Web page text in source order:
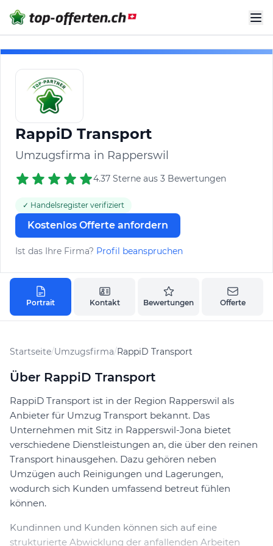
RappiD Transport
Umzugsfirma in Rapperswil
4.37 Sterne aus 3 Bewertungen
✓ Handelsregister verifiziert
Kostenlos Offerte anfordern
Ist das Ihre Firma? Profil beanspruchen
Portrait Kontakt Bewertungen Offerte
Startseite/Umzugsfirma/RappiD Transport
Über RappiD Transport
RappiD Transport ist in der Region Rapperswil als
Anbieter für Umzug Transport bekannt. Das
Unternehmen mit Sitz in Rapperswil-Jona bietet
verschiedene Dienstleistungen an, die über den reinen
Transport hinausgehen. Dazu gehören neben
Umzügen auch Reinigungen und Lagerungen,
wodurch sich Kunden umfassend betreut fühlen
können.
Kundinnen und Kunden können sich auf eine
strukturierte Abwicklung der anfallenden Arbeiten